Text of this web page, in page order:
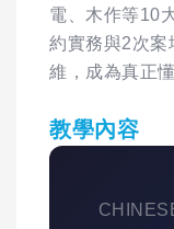
電、木作等10
約實務與2次案
維，成為真正
教學內容